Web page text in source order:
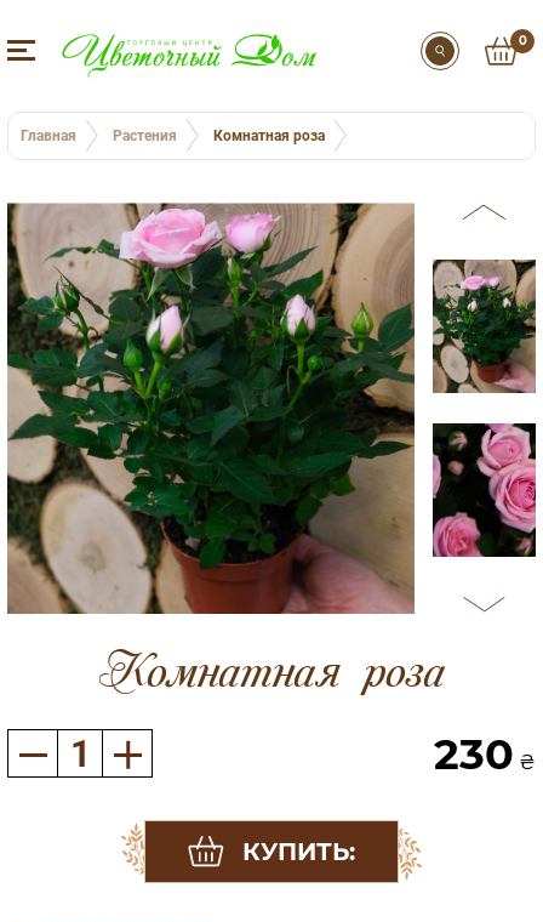
0
Главная Растения Комнатная роза
Комнатная роза
230 ₴
КУПИТЬ: